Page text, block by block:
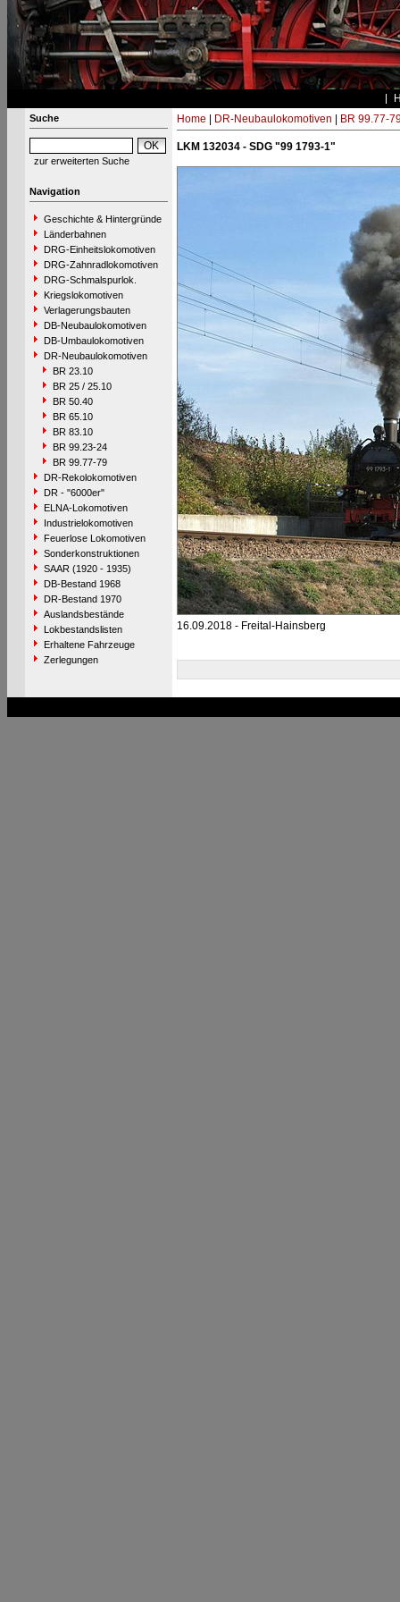
Suche
zur erweiterten Suche
Navigation
Geschichte & Hintergründe
Länderbahnen
DRG-Einheitslokomotiven
DRG-Zahnradlokomotiven
DRG-Schmalspurlok.
Kriegslokomotiven
Verlagerungsbauten
DB-Neubaulokomotiven
DB-Umbaulokomotiven
DR-Neubaulokomotiven
BR 23.10
BR 25 / 25.10
BR 50.40
BR 65.10
BR 83.10
BR 99.23-24
BR 99.77-79
DR-Rekolokomotiven
DR - "6000er"
ELNA-Lokomotiven
Industrielokomotiven
Feuerlose Lokomotiven
Sonderkonstruktionen
SAAR (1920 - 1935)
DB-Bestand 1968
DR-Bestand 1970
Auslandsbestände
Lokbestandslisten
Erhaltene Fahrzeuge
Zerlegungen
Home DR-Neubaulokomotiven BR 99.77-
LKM 132034 - SDG "99 1793-1"
16.09.2018 - Freital-Hainsberg